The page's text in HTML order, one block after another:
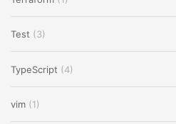
Test (3)
TypeScript (4)
vim (1)